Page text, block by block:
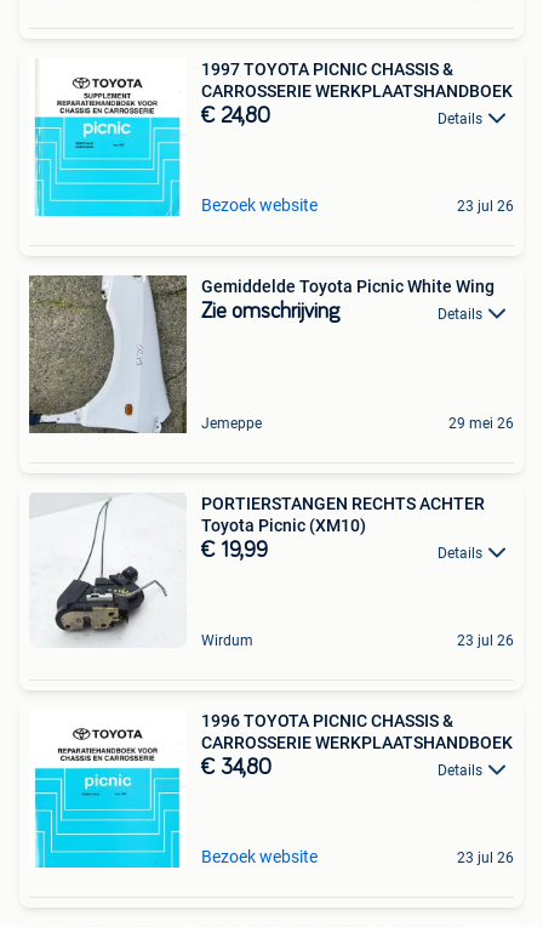
1997 TOYOTA PICNIC CHASSIS &
CARROSSERIE WERKPLAATSHANDBOEK
€ 24,80 Details
Bezoek website 23 jul 26
Gemiddelde Toyota Picnic White Wing
Zie omschrijving Details
Jemeppe 29 mei 26
PORTIERSTANGEN RECHTS ACHTER
Toyota Picnic (XM10)
€ 19,99 Details
Wirdum 23 jul 26
1996 TOYOTA PICNIC CHASSIS &
CARROSSERIE WERKPLAATSHANDBOEK
€ 34,80 Details
Bezoek website 23 jul 26